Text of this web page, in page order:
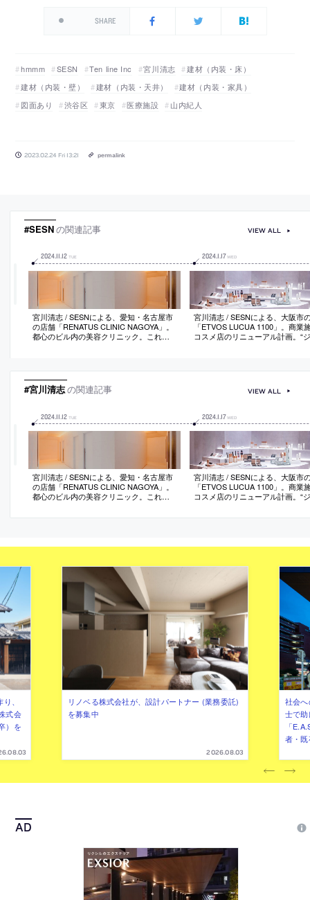
SHARE
hmmm SESN Ten line Inc 宮川清志
建材（内装・床）
建材（内装・壁）
建材（内装・天井）
建材（内装・家具）
図面あり
渋谷区 東京 医療施設 山内紀人
2023.02.24 Fri 13:21 permalink
#SESNの関連記事
2024.11.12 TUE
宮川清志 / SESNによる、愛知・名古屋市
の店舗「RENATUS CLINIC NAGOYA」。
都心のビル内の美容クリニック。これか
で“朝焼けの様な”現象の中で過ごす状態を
創り出す
2024.1.17 WED
宮川清志 / SESNによる、大阪市
「ETVOS LUCUA 1100」。商業
コスメ店のリニューアル計画。“
離感を作る陳列方法を考案
VIEW ALL
#宮川清志の関連記事
2024.11 12 TUE
宮川清志 / SESNによる、愛知・名古屋市
の店舗「RENATUS CLINIC NAGOYA」。
都心のビル内の美容クリニック。これか
の“意匠性”だけでない“体験を超えた現象
創り出す
2024.1 17 WED
宮川清志 / SESNによる、大阪市
「ETVOS LUCUA 1100」。商業
コスメ店のリニューアル計画。“
なくす”設計を志向。“環境と店舗
VIEW ALL
、
式会
）を
リノベる株式会社が、設計パートナー (業務委託)
を募集中
2026.08.03
社会
士で
「
者・